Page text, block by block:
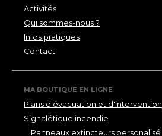
Activités
Qui sommes-nous ?
Infos pratiques
Contact
MA BOUTIQUE EN LIGNE
Plans d'évacuation et d'intervention
Signalétique incendie
Panneaux extincteurs personalisé